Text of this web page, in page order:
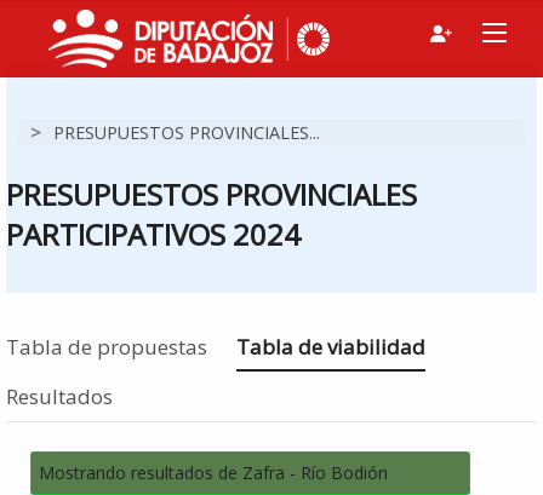
> PRESUPUESTOS PROVINCIALES...
PRESUPUESTOS PROVINCIALES
PARTICIPATIVOS 2024
Tabla de propuestas Estás en
Tabla de viabilidad
Resultados
Mostrando resultados de Zafra - Río Bodión